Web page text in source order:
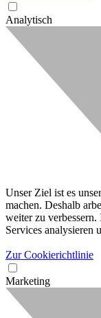
Analytisch
Unser Ziel ist es
machen. Deshalb
weiter zu
Services analysieren
Zur Cookierichtlinie
Marketing